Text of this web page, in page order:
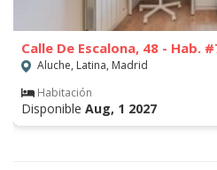
Calle De Escalona, 48 - Hab.
Aluche, Latina, Madrid
Habitación
Disponible Aug, 1 2027